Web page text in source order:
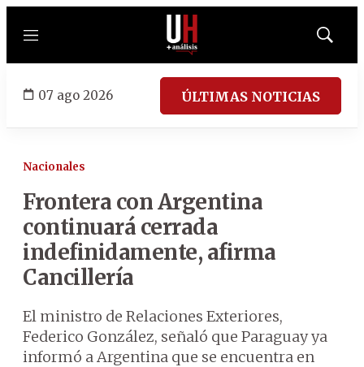
Menú
Mostrar
07 ago 2026 ÚLTIMAS NOTICIAS
Nacionales
Frontera con Argentina
continuará cerrada
indefinidamente, afirma
Cancillería
El ministro de Relaciones Exteriores,
Federico González, señaló que Paraguay ya
informó a Argentina que se encuentra en